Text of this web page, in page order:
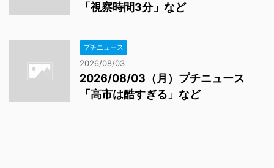
「視察時間3分」など
プチニュース
2026/08/03
2026/08/03（月）プチニュース
「高市は酷すぎる」など